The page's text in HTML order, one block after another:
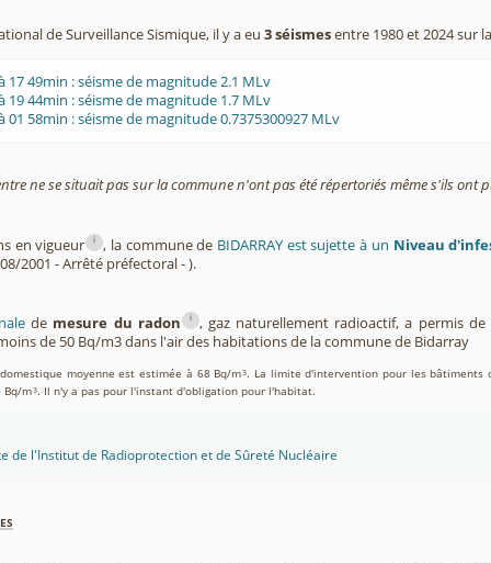
de Surveillance Sismique, il y a eu 3 séismesentre 1980 et 2024 sur
17 49min : séisme de magnitude 2.1 MLv
19 44min : séisme de magnitude 1.7 MLv
01 58min : séisme de magnitude 0.7375300927 MLv
ne se situait pas sur la commune n'ont pas été répertoriés même s'ils ont
en vigueur i , la commune de BIDARRAY est sujette à un Niveau
2001 - Arrêté préfectoral - ).
de mesure du radon i
, gaz naturellement radioactif, a permis
de 50 Bq/m3 dans l'air des habitations de la commune de Bidarray
moyenne est estimée à 68 Bq/m3. La limite d'intervention pour les bâtiments
Bq/m3. Il n'y a pas pour l'instant d'obligation pour l'habitat.
de l'Institut de Radioprotection et de Sûreté Nucléaire